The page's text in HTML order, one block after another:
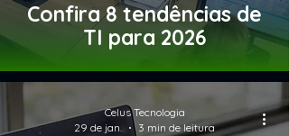
Confira 8 tendências de
TI para 2026
Celus Tecnologia
29 de jan.
3 min de leitura